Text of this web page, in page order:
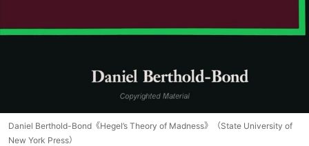
Daniel Berthold-Bond《Hegel’s Theory of Madness》（State University of
New York Press）